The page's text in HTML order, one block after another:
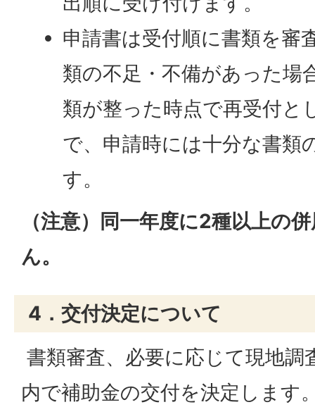
申請書は受付順に書類を審
類の不足・不備があった場
類が整った時点で再受付と
で、申請時には十分な書類
す。
（注意）同一年度に2種以上の
ん。
4．交付決定について
書類審査、必要に応じて現地調
内で補助金の交付を決定します